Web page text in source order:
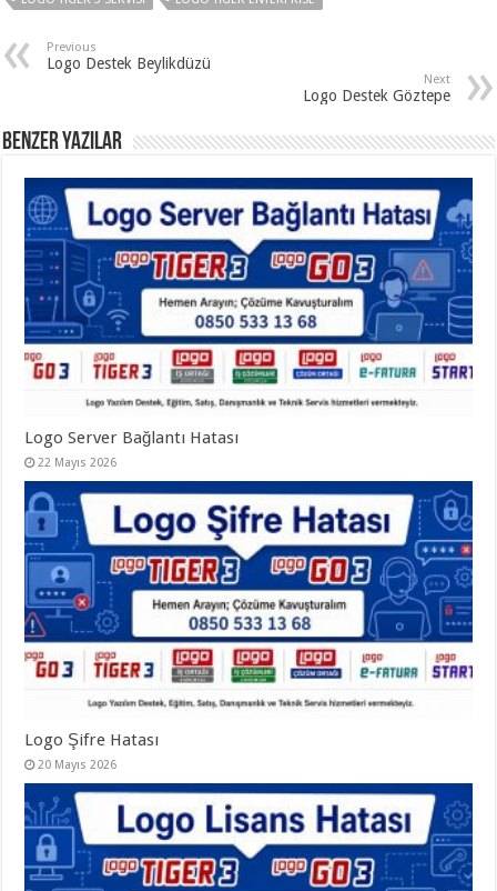
Previous
Logo Destek Beylikdüzü
Next
Logo Destek Göztepe
Benzer Yazılar
Logo Server Bağlantı Hatası
22 Mayıs 2026
Logo Şifre Hatası
20 Mayıs 2026